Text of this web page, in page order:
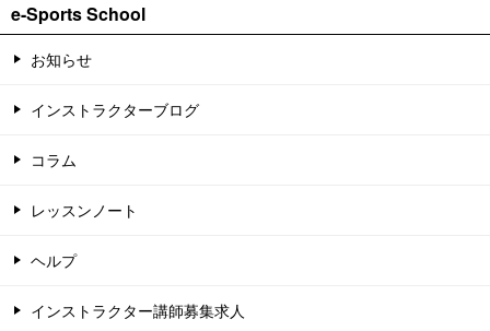
e-Sports School
お知らせ
インストラクターブログ
コラム
レッスンノート
ヘルプ
インストラクター講師募集求人